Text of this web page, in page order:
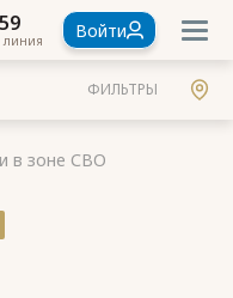
линия Войти
ФИЛЬТРЫ
в зоне СВО